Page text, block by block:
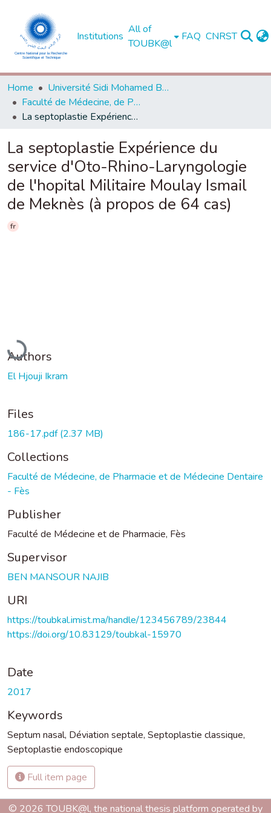
Institutions
All of
TOUBK@l
FAQ CNRST
Home
Université Sidi Mohamed Ben Abdellah de Fès
Faculté de Médecine, de Pharmacie et de Médecine Dentaire - Fès
La septoplastie Expérience du service d'Oto-Rhino-Laryngologie de l'hopital Militaire Moulay Ismail de Meknès (à propos de 64 cas)
La septoplastie Expérience du
service d'Oto-Rhino-Laryngologie
de l'hopital Militaire Moulay Ismail
de Meknès (à propos de 64 cas)
fr
Loading...
Authors
El Hjouji Ikram
Files
186-17.pdf(2.37 MB)
Collections
Faculté de Médecine, de Pharmacie et de Médecine Dentaire
- Fès
Publisher
Faculté de Médecine et de Pharmacie, Fès
Supervisor
BEN MANSOUR NAJIB
URI
https://toubkal.imist.ma/handle/123456789/23844
https://doi.org/10.83129/toubkal-15970
Date
2017
Keywords
Septum nasal, Déviation septale, Septoplastie classique,
Septoplastie endoscopique
Full item page
© 2026 TOUBK@l, the national thesis platform operated by